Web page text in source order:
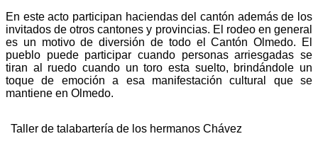
En este acto participan haciendas del cantón además de los
invitados de otros cantones y provincias. El rodeo en general
es un motivo de diversión de todo el Cantón Olmedo. El
pueblo puede participar cuando personas arriesgadas se
tiran al ruedo cuando un toro esta suelto, brindándole un
toque de emoción a esa manifestación cultural que se
mantiene en Olmedo.
Taller de talabartería de los hermanos Chávez